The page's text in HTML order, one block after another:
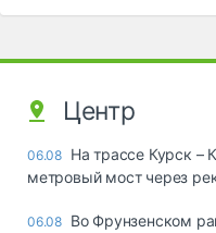
Центр
06.08 На трассе Курск –
метровый мост через
06.08 Во Фрунзенском